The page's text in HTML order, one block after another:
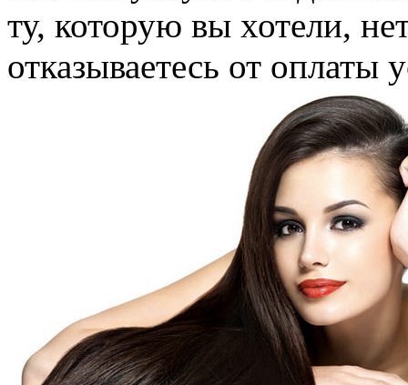
ту, которую вы хотели,
отказываетесь от оплаты